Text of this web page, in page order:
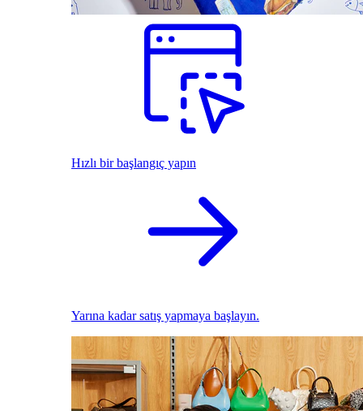
Hızlı bir başlangıç yapın
Yarına kadar satış yapmaya başlayın.